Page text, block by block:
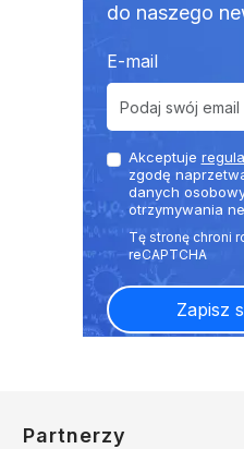
do naszego
E-mail
Akceptuje
zgodę
danych
otrzymywania
Partnerzy